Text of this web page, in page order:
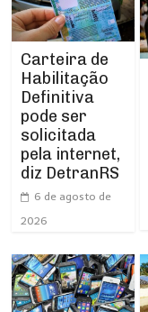
Carteira de
Habilitação
Definitiva
pode ser
solicitada
pela internet,
diz DetranRS
6 de agosto de
2026